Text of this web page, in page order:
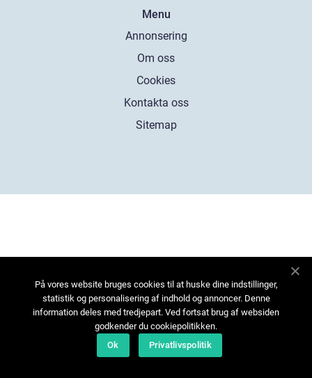
Menu
Annonsering
Om oss
Cookies
Kontakta oss
Sitemap
På vores website bruges cookies til at huske dine indstillinger,
statistik og personalisering af indhold og annoncer. Denne
information deles med tredjepart. Ved fortsat brug af websiden
godkender du cookiepolitikken.
Ok
Privatlivspolitik